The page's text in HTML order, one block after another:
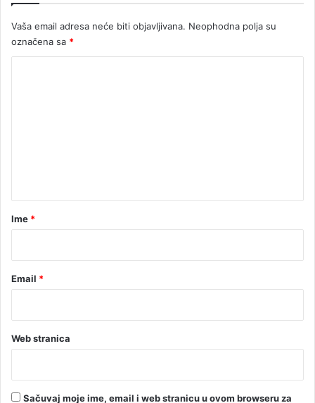
t
a
(
Vaša email adresa neće biti objavljivana. Neophodna polja su
označena sa *
rIme *
Email *
Web stranica
Sačuvaj moje ime, email i web stranicu u ovom browseru za